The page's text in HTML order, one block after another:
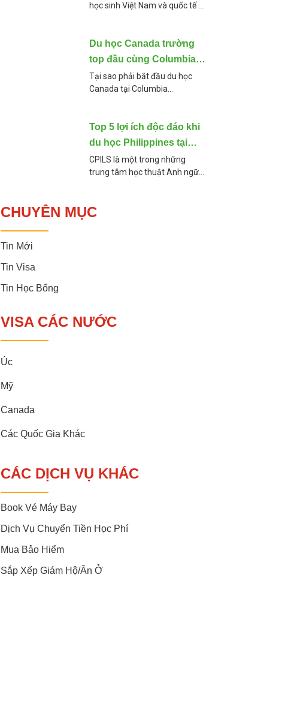
sâu ngành bạn thích
học sinh Việt Nam và quốc tế có
Colleges. Về trường
Du học Canada trường
top đầu cùng Columbia
Academy
Tại sao phải bắt đầu du học
Canada tại Columbia
giúp học sinh thành công ghi
danh vào những ngôi
Top 5 lợi ích độc đáo khi
du học Philippines tại
CPILS
CPILS là một trong những
trung tâm học thuật Anh ngữ
Cebu. Với phương pháp tiếp
CHUYÊN MỤC
Tin Mới
Tin Visa
Tin Học Bổng
VISA CÁC NƯỚC
Úc
Mỹ
Canada
Các Quốc Gia Khác
CÁC DỊCH VỤ KHÁC
Book Vé Máy Bay
Dịch Vụ Chuyển Tiền Học Phí
Mua Bảo Hiểm
Sắp Xếp Giám Hộ/ăn Ở